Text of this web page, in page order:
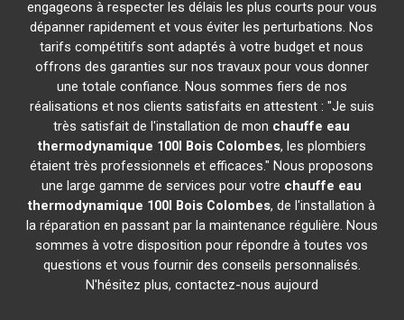
engageons à respecter les délais les plus courts pour vous
dépanner rapidement et vous éviter les perturbations. Nos
tarifs compétitifs sont adaptés à votre budget et nous
offrons des garanties sur nos travaux pour vous donner
une totale confiance. Nous sommes fiers de nos
réalisations et nos clients satisfaits en attestent : "Je suis
très satisfait de l'installation de mon chauffe eau
thermodynamique 100l Bois Colombes, les plombiers
étaient très professionnels et efficaces." Nous proposons
une large gamme de services pour votre chauffe eau
thermodynamique 100l Bois Colombes, de l'installation à
la réparation en passant par la maintenance régulière. Nous
sommes à votre disposition pour répondre à toutes vos
questions et vous fournir des conseils personnalisés.
N'hésitez plus, contactez-nous aujourd